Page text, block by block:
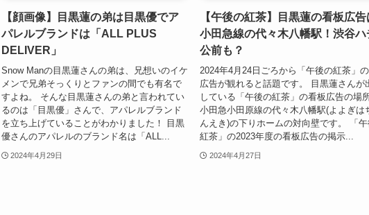
【顔画像】目黒蓮の弟は目黒優でア
パレルブランドは「ALL PLUS
DELIVER」
Snow Manの目黒蓮さんの弟は、兄想いのイケ
メンで兄弟そっくりとファンの間でも有名で
すよね。 そんな目黒蓮さんの弟と言われてい
るのは「目黒優」さんで、アパレルブランド
を立ち上げていることがわかりました！ 目黒
優さんのアパレルのブランド名は「ALL...
2024年4月29日
【午後の紅茶】目黒蓮の看板広告
小田急線の代々木八幡駅！渋谷ハ
公前も？
2024年4月24日ごろから「午後の紅茶」
広告が観れると話題です。 目黒蓮さんが
している「午後の紅茶」の看板広告の場
小田急小田原線の代々木八幡駅(よよぎは
んえき)の下りホームの対向壁です。 「
紅茶」の2023年度の看板広告の掲示...
2024年4月27日